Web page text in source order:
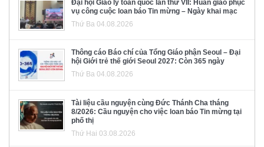
Đại hội Giáo lý toàn quốc lần thứ VII: Huấn giáo phục
vụ công cuộc loan báo Tin mừng – Ngày khai mạc
Thứ Ba 04.08.2026
Thông cáo Báo chí của Tổng Giáo phận Seoul – Đại
hội Giới trẻ thế giới Seoul 2027: Còn 365 ngày
Thứ Ba 04.08.2026
Tài liệu cầu nguyện cùng Đức Thánh Cha tháng
8/2026: Cầu nguyện cho việc loan báo Tin mừng tại
phố thị
Thứ Hai 03.08.2026